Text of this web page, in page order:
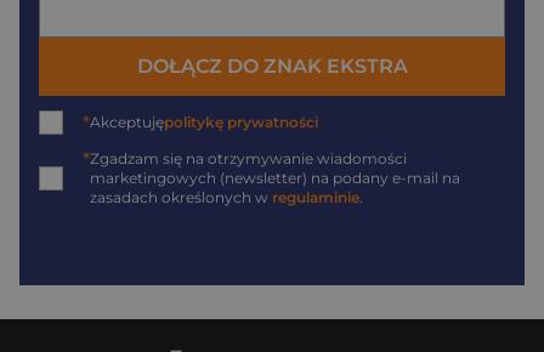
DOŁĄCZ DO ZNAK EKSTRA
*Akceptujępolitykę prywatności
*Zgadzam się na otrzymywanie wiadomości
marketingowych (newsletter) na podany e-mail na
zasadach określonych w regulaminie.